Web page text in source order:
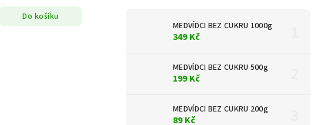
MEDVÍDCI BEZ CUKRU 1000g
349 Kč
MEDVÍDCI BEZ CUKRU 500g
199 Kč
MEDVÍDCI BEZ CUKRU 200g
89 Kč
Do košíku